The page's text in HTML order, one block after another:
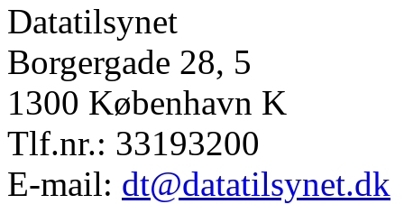
Datatilsynet
Borgergade 28, 5
1300 København K
Tlf.nr.: 33193200
E-mail: dt@datatilsynet.dk